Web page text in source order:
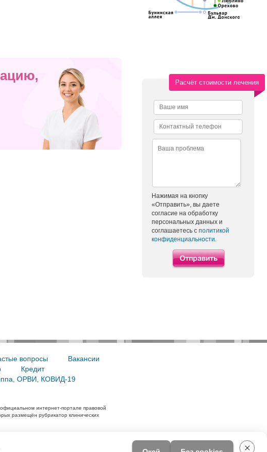
Расчёт стоимости лечения
Нажимая на кнопку
«Отправить», вы даете
согласие на обработку
персональных данных и
соглашаетесь с политикой
конфиденциальности.
вопросы
Вакансии
Кредит
ОРВИ, КОВИД-19
интернет-портале правовой
размещён рубрикатор клинических